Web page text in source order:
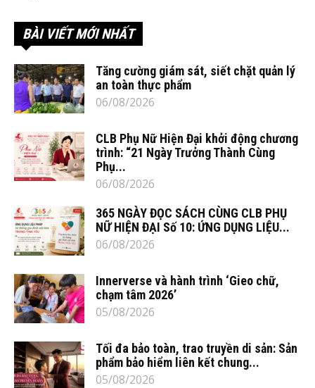
BÀI VIẾT MỚI NHẤT
Tăng cường giám sát, siết chặt quản lý
an toàn thực phẩm
06/08/2026
CLB Phụ Nữ Hiện Đại khởi động chương
trình: “21 Ngày Trưởng Thành Cùng
Phụ...
06/08/2026
365 NGÀY ĐỌC SÁCH CÙNG CLB PHỤ
NỮ HIỆN ĐẠI Số 10: ỨNG DỤNG LIỆU...
06/08/2026
Innerverse và hành trình ‘Gieo chữ,
chạm tâm 2026’
05/08/2026
Tối đa bảo toàn, trao truyền di sản: Sản
phẩm bảo hiểm liên kết chung...
05/08/2026